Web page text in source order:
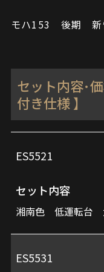
モハ153 後期 新
セット内容･
付き仕様 】
品セ
ES5521
セット内容
湘南色 低運転台
ES5531